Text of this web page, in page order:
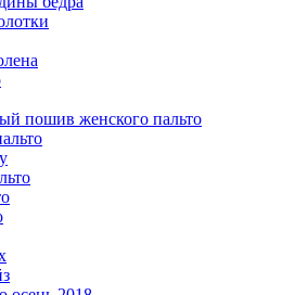
пошив женского пальто